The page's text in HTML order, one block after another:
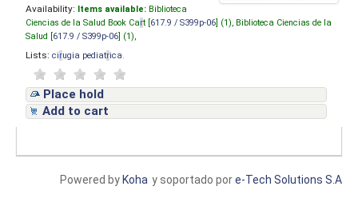
Availability: Items available: Biblioteca
Ciencias de la Salud Book Cart [ 617.9 / S399p-06 ] (1), Biblioteca Ciencias de la
Salud [ 617.9 / S399p-06 ] (1),
Lists: cirugia pediatrica
Place hold
Add to cart
y soportado pore-Tech Solutions S.A
Powered by Koha